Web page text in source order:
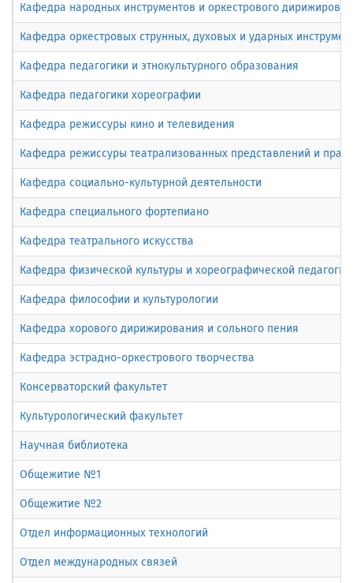
Кафедра народных инструментов и оркестрового
Кафедра оркестровых струнных, духовых и ударных
Кафедра педагогики и этнокультурного образования
Кафедра педагогики хореографии
Кафедра режиссуры кино и телевидения
Кафедра режиссуры театрализованных представлений и
Кафедра социально-культурной деятельности
Кафедра специального фортепиано
Кафедра театрального искусства
Кафедра физической культуры и хореографической
Кафедра философии и культурологии
Кафедра хорового дирижирования и сольного пения
Кафедра эстрадно-оркестрового творчества
Консерваторский факультет
Культурологический факультет
Научная библиотека
Общежитие №1
Общежитие №2
Отдел информационных технологий
Отдел международных связей